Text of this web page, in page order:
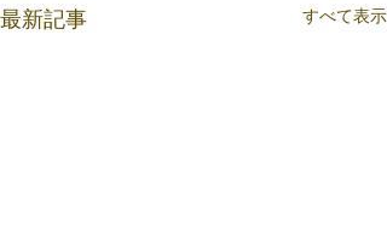
最新記事 すべて表示